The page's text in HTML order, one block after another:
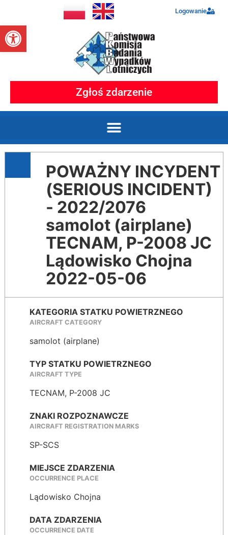
Otwórz pasek narzędzi
Logowanie
Zgłoś zdarzenie
POWAŻNY INCYDENT
(SERIOUS INCIDENT)
- 2022/2076
samolot (airplane)
TECNAM, P-2008 JC
Lądowisko Chojna
2022-05-06
KATEGORIA STATKU POWIETRZNEGO
AIRCRAFT CATEGORY
samolot (airplane)
TYP STATKU POWIETRZNEGO
AIRCRAFT TYPE
TECNAM, P-2008 JC
ZNAKI ROZPOZNAWCZE
AIRCRAFT REGISTRATION MARKS
SP-SCS
MIEJSCE ZDARZENIA
OCCURRENCE PLACE
Lądowisko Chojna
DATA ZDARZENIA
OCCURRENCE DATE